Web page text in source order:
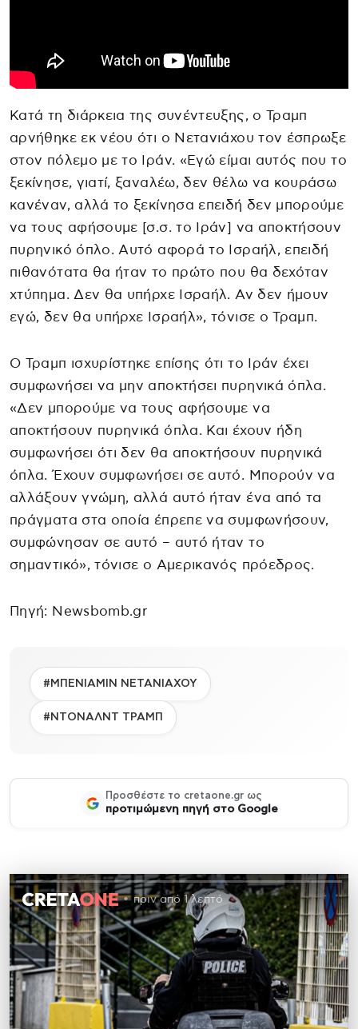
Κατά τη διάρκεια της συνέντευξης, ο Τραμπ
αρνήθηκε εκ νέου ότι ο Νετανιάχου τον έσπρωξε
στον πόλεμο με το Ιράν. «Εγώ είμαι αυτός που το
ξεκίνησε, γιατί, ξαναλέω, δεν θέλω να κουράσω
κανέναν, αλλά το ξεκίνησα επειδή δεν μπορούμε
να τους αφήσουμε [σ.σ. το Ιράν] να αποκτήσουν
πυρηνικό όπλο. Αυτό αφορά το Ισραήλ, επειδή
πιθανότατα θα ήταν το πρώτο που θα δεχόταν
χτύπημα. Δεν θα υπήρχε Ισραήλ. Αν δεν ήμουν
εγώ, δεν θα υπήρχε Ισραήλ», τόνισε ο Τραμπ.
Ο Τραμπ ισχυρίστηκε επίσης ότι το Ιράν έχει
συμφωνήσει να μην αποκτήσει πυρηνικά όπλα.
«Δεν μπορούμε να τους αφήσουμε να
αποκτήσουν πυρηνικά όπλα. Και έχουν ήδη
συμφωνήσει ότι δεν θα αποκτήσουν πυρηνικά
όπλα. Έχουν συμφωνήσει σε αυτό. Μπορούν να
αλλάξουν γνώμη, αλλά αυτό ήταν ένα από τα
πράγματα στα οποία έπρεπε να συμφωνήσουν,
συμφώνησαν σε αυτό – αυτό ήταν το
σημαντικό», τόνισε ο Αμερικανός πρόεδρος.
Πηγή: Newsbomb.gr
#ΜΠΕΝΙΑΜΙΝ ΝΕΤΑΝΙΑΧΟΥ
#ΝΤΟΝΑΛΝΤ ΤΡΑΜΠ
Προσθέστε το cretaone.gr ως
προτιμώμενη πηγή στο Google
πριν από 1 λεπτό